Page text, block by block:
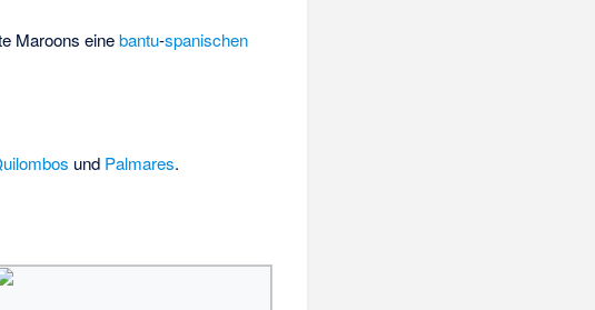
Maroons einebantu-spanischen
und Palmares.